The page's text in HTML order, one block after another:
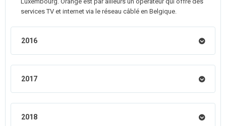
services TV et internet via le réseau câblé en Belgique.
2016
2017
2018